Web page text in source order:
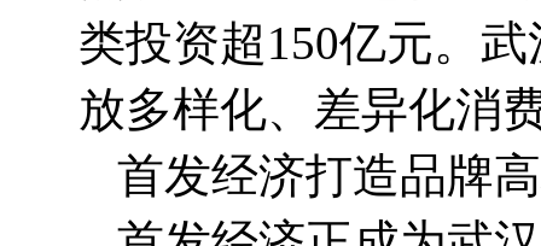
类投资超150亿元。
放多样化、差异化消
首发经济打造品牌